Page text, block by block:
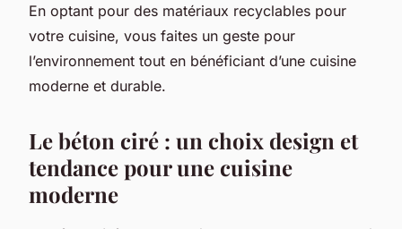
En optant pour des matériaux recyclables pour
votre cuisine, vous faites un geste pour
l’environnement tout en bénéficiant d’une cuisine
moderne et durable.
Le béton ciré : un choix design et
tendance pour une cuisine
moderne